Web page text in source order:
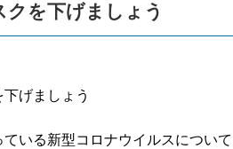
クを下げましょう
げましょう
いる新型コロナウイルスについ